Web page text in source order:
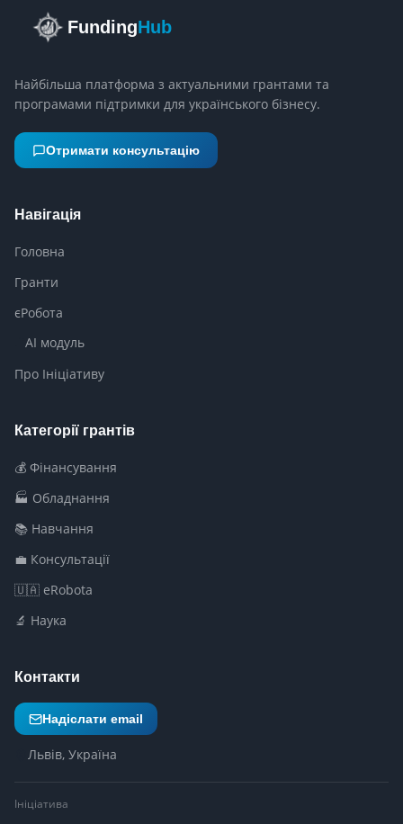
FundingHub
Найбільша платформа з актуальними грантами та
програмами підтримки для українського бізнесу.
Отримати консультацію
Навігація
Головна
Гранти
єРобота
AI модуль
Про Ініціативу
Категорії грантів
💰 Фінансування
🏭 Обладнання
📚 Навчання
💼 Консультації
🇺🇦 eRobota
🔬 Наука
Контакти
Надіслати email
Львів, Україна
Ініціатива